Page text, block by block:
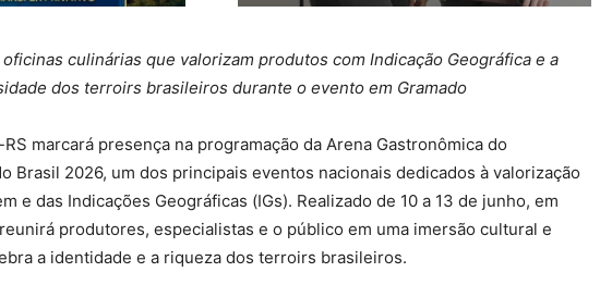
culinárias que valorizam produtos com Indicação Geográfica e a
dos terroirs brasileiros durante o evento em Gramado
RS marcará presença na programação da Arena Gastronômica do
Brasil 2026, um dos principais eventos nacionais dedicados à valorização
e das Indicações Geográficas (IGs). Realizado de 10 a 13 de junho, em
produtores, especialistas e o público em uma imersão cultural e
a identidade e a riqueza dos terroirs brasileiros.